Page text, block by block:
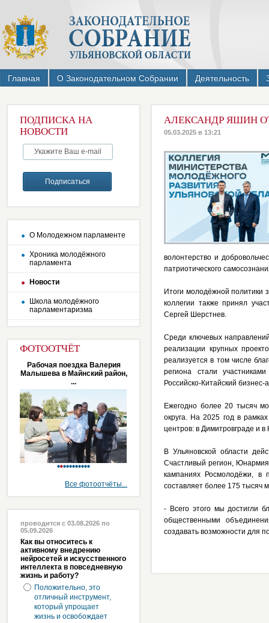
Главная О Законодательном Собрании Деятельность
ПОДПИСКА НА
НОВОСТИ
О Молодежном парламенте
Хроника молодёжного
парламента
Новости
Школа молодёжного
парламентаризма
ФОТООТЧЁТ
Рабочая поездка Валерия
Малышева в Майнский район,
...
Все фотоотчёты...
проводится с 03.08.2026 по
05.09.2026
Как вы относитесь к
активному внедрению
нейросетей и искусственного
интеллекта в повседневную
жизнь и работу?
Положительно, это
отличный инструмент,
который упрощает
жизнь и освобождает
АЛЕКСАНДР ЯШИН
05.03.2025 в 13:21
волонтерство и
патриотического
Итоги молодёжной политики
коллегии также принял
Сергей Шерстнев.
Среди ключевых
реализации крупных
реализуется в том числе
региона стали
Российско-Китайский
Ежегодно более 20 тысяч
округа. На 2025 год в
центров: в Димитровграде и
В Ульяновской области
Счастливый регион,
кампаниях Росмолодёжи, в
составляет более 175 тысяч
- Всего этого мы достигли
общественными
создавать возможности для